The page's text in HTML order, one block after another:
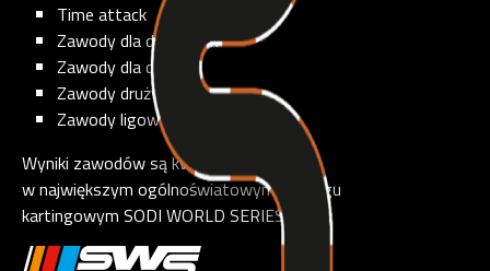
Time attack
Zawody dla dorosłych
Zawody dla dzieci
Zawody drużynowe
Zawody ligowe
Wyniki zawodów są kwalifikowane
w największym ogólnoświatowym rankingu
kartingowym SODI WORLD SERIES